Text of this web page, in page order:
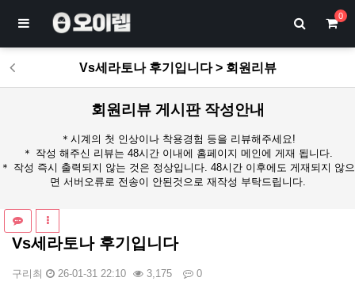
0
Vs세라토나 후기입니다 > 회원리뷰
회원리뷰 게시판 작성안내
＊시계의 첫 인상이나 착용경험 등을 리뷰해주세요!
＊ 작성 해주신 리뷰는 48시간 이내에 홈페이지 메인에 게재 됩니다.
＊ 작성 즉시 출력되지 않는 것은 정상입니다. 48시간 이후에도 게재되지 않으
면 서버오류로 전송이 안된것으로 재작성 부탁드립니다.
Vs세라토나 후기입니다
구리최 26-01-31 22:10 3,175 0